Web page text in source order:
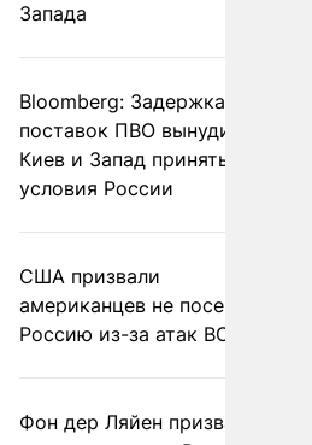
Запада
Bloomberg: Задержка
поставок ПВО вынудит
Киев и Запад принять
условия России
США призвали
американцев не посещать
Россию из-за атак ВСУ
Фон дер Ляйен призвала